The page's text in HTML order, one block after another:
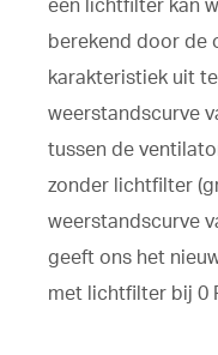
berekend door de
karakteristiek uit
weerstandscurve
tussen de
zonder lichtfilter
weerstandscurve
geeft ons het
met lichtfilter bij 0